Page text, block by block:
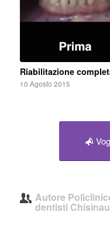
Riabilitazione
10 Agosto 2015
Autore
dentisti